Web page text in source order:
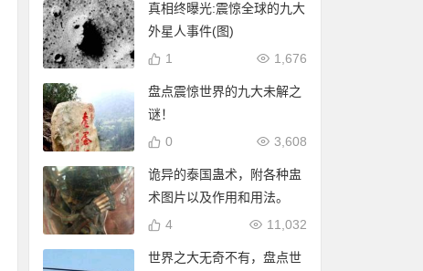
真相终曝光:震惊全球的九大
外星人事件(图)
1,676
1
盘点震惊世界的九大未解之
谜！
3,608
0
诡异的泰国蛊术，附各种盅
术图片以及作用和用法。
11,032
4
世界之大无奇不有，盘点世